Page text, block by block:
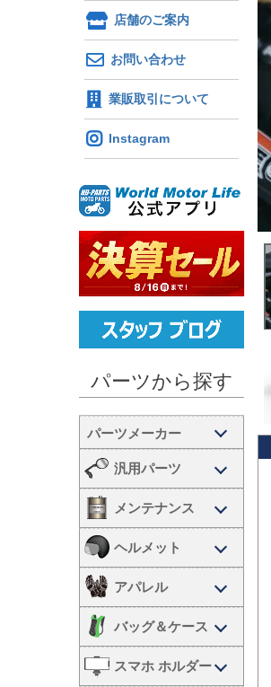
店舗のご案内
お問い合わせ
業販取引について
Instagram
パーツから探す
汎用パーツ
メンテナンス
ヘルメット
アパレル
バッグ＆ケース
スマホ ホルダー